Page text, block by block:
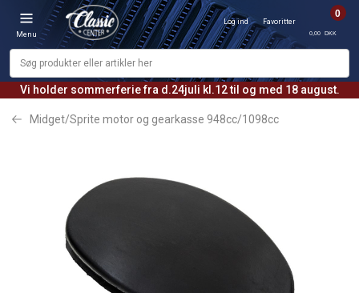
Vi holder sommerferie fra d.24juli kl.12 til og med 18 august.
Menu
Log ind Favoritter
0
0,00 DKK
Midget/Sprite motor og gearkasse 948cc/1098cc